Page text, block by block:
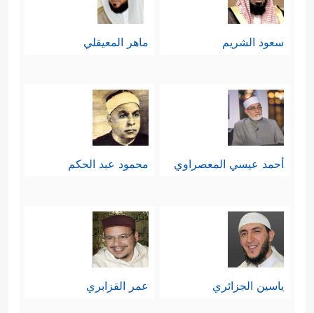
سعود الشريم ماهر المعيقلي
أحمد عيسي المعصراوي محمود عبد الحكم
ياسين الجزائري عمر القزابري